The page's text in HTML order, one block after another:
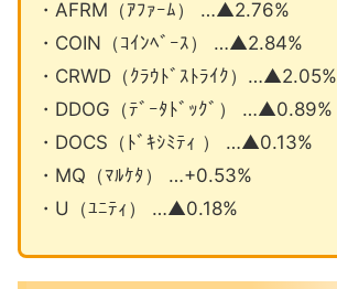
・AFRM（ｱﾌｧｰﾑ） …▲2.76%
・COIN（ｺｲﾝﾍﾞｰｽ） …▲2.84%
・CRWD（ｸﾗｳﾄﾞｽﾄﾗｲｸ）…▲2.05%
・DDOG（ﾃﾞｰﾀﾄﾞｯｸﾞ） …▲0.89%
・DOCS（ﾄﾞｷｼﾐﾃｨ ） …▲0.13%
・MQ（ﾏﾙｹﾀ） …+0.53%
・U（ﾕﾆﾃｨ） …▲0.18%